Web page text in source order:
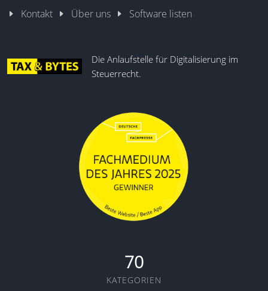
Kontakt Über uns Software listen
Die Anlaufstelle für Digitalisierung im
Steuerrecht.
70
KATEGORIEN